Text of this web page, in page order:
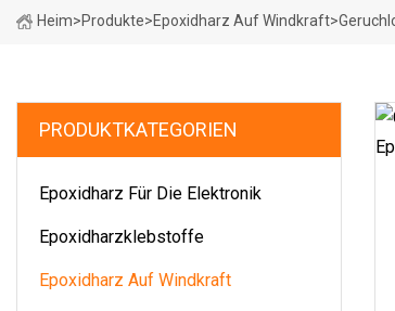
Heim>Produkte>Epoxidharz Auf Windkraft>
PRODUKTKATEGORIEN
Epoxidharz Für Die Elektronik
Epoxidharzklebstoffe
Epoxidharz Auf Windkraft